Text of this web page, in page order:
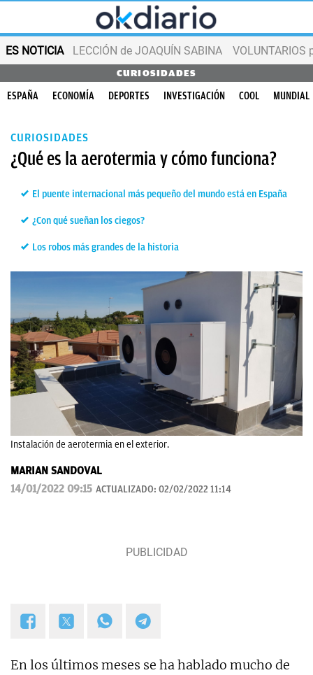
ES NOTICIA LECCIÓN de JOAQUÍN SABINA VOLUNTARIOS
CURIOSIDADES
ESPAÑA ECONOMÍA DEPORTES INVESTIGACIÓN COOL MUNDIAL
CURIOSIDADES
¿Qué es la aerotermia y cómo funciona?
El puente internacional más pequeño del mundo está en España
¿Con qué sueñan los ciegos?
Los robos más grandes de la historia
Instalación de aerotermia en el exterior.
MARIAN SANDOVAL
14/01/2022 09:15 ACTUALIZADO: 02/02/2022 11:14
En los últimos meses se ha hablado mucho de